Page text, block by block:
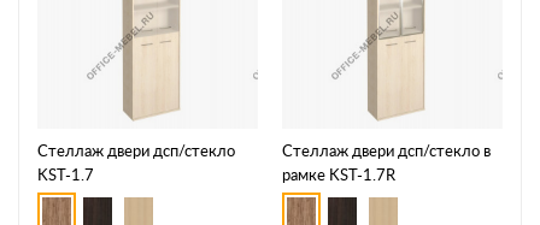
Стеллаж двери дсп/стекло
KST-1.7
Стеллаж двери дсп/стекло в
рамке KST-1.7R